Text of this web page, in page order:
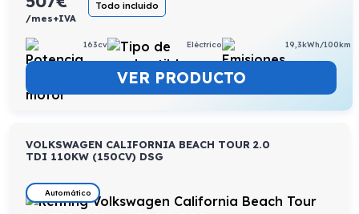
/mes+IVA
Todo incluido
163cv Eléctrico 19,3kWh/100km
VER PRODUCTO
VOLKSWAGEN CALIFORNIA BEACH TOUR 2.0
TDI 110KW (150CV) DSG
Automático